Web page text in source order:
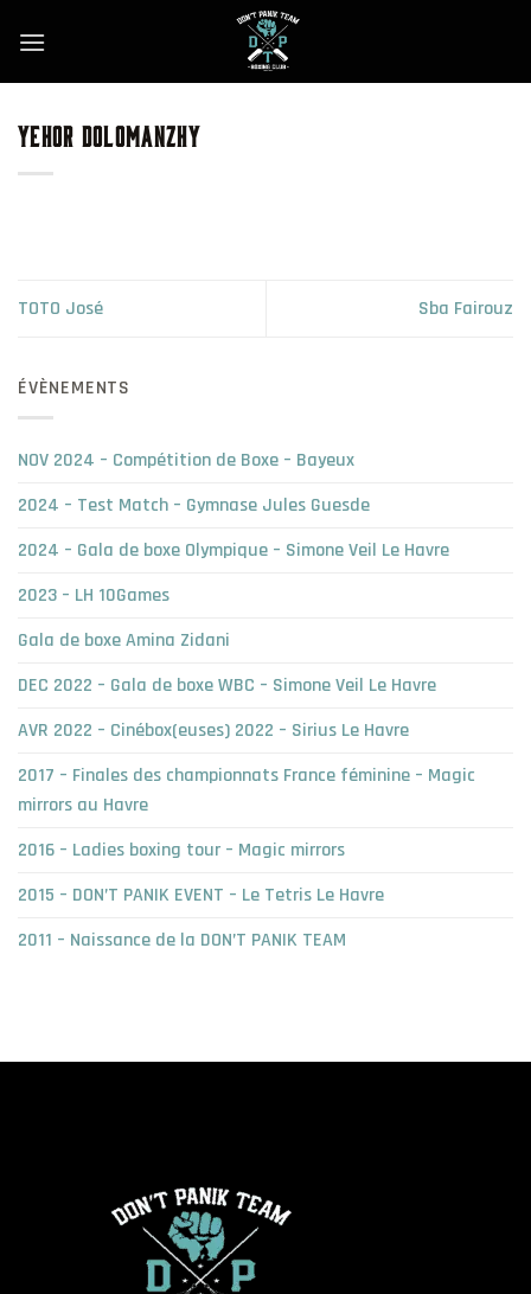
YEHOR DOLOMANZHY
TOTO José Sba Fairouz
ÉVÈNEMENTS
NOV 2024 – Compétition de Boxe – Bayeux
2024 – Test Match – Gymnase Jules Guesde
2024 – Gala de boxe Olympique – Simone Veil Le Havre
2023 – LH 10Games
Gala de boxe Amina Zidani
DEC 2022 – Gala de boxe WBC – Simone Veil Le Havre
AVR 2022 – Cinébox(euses) 2022 – Sirius Le Havre
2017 – Finales des championnats France féminine – Magic
mirrors au Havre
2016 – Ladies boxing tour – Magic mirrors
2015 – DON’T PANIK EVENT – Le Tetris Le Havre
2011 – Naissance de la DON’T PANIK TEAM